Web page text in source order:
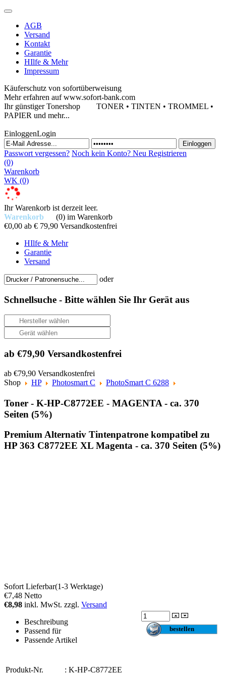
AGB
Versand
Kontakt
Garantie
HIlfe & Mehr
Impressum
Käuferschutz von sofortüberweisung
Mehr erfahren auf www.sofort-bank.com
Ihr günstiger Tonershop TONER • TINTEN • TROMMEL •
PAPIER und mehr...
EinloggenLogin
Passwort vergessen? Noch kein Konto? Neu Registrieren
(0)
Warenkorb
WK (0)
Ihr Warenkorb ist derzeit leer.
Warenkorb
(0) im Warenkorb
€0,00 ab € 79,90 Versandkostenfrei
HIlfe & Mehr
Garantie
Versand
oder
Schnellsuche - Bitte wählen Sie Ihr Gerät aus
ab €79,90 Versandkostenfrei
ab €79,90 Versandkostenfrei
Shop
HP Photosmart C PhotoSmart C 6288
Toner - K-HP-C8772EE - MAGENTA - ca. 370
Seiten (5%)
Premium Alternativ Tintenpatrone kompatibel zu
HP 363 C8772EE XL Magenta - ca. 370 Seiten (5%)
Sofort Lieferbar(1-3 Werktage)
€7,48 Netto
€8,98 inkl. MwSt. zzgl. Versand
Beschreibung
Passend für
Passende Artikel
Produkt-Nr. : K-HP-C8772EE